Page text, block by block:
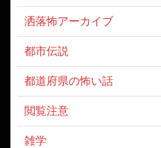
洒落怖アーカイブ
都市伝説
都道府県の怖い話
閲覧注意
雑学